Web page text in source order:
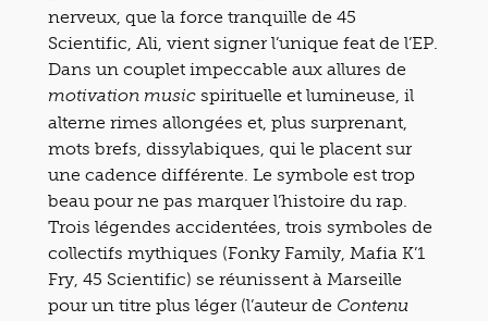
nerveux, que la force tranquille de 45
Scientific, Ali, vient signer l’unique feat de l’EP.
Dans un couplet impeccable aux allures de
motivation music spirituelle et lumineuse, il
alterne rimes allongées et, plus surprenant,
mots brefs, dissylabiques, qui le placent sur
une cadence différente. Le symbole est trop
beau pour ne pas marquer l’histoire du rap.
Trois légendes accidentées, trois symboles de
collectifs mythiques (Fonky Family, Mafia K’1
Fry, 45 Scientific) se réunissent à Marseille
pour un titre plus léger (l’auteur de Contenu